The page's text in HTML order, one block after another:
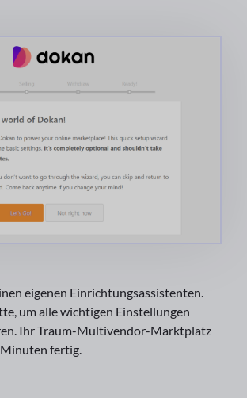
eigenen Einrichtungsassistenten.
um alle wichtigen Einstellungen
Ihr Traum-Multivendor-Marktplatz
fertig.